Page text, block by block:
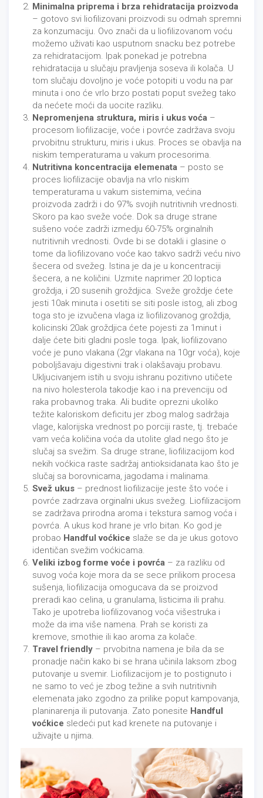
Minimalna priprema i brza rehidratacija proizvoda
– gotovo svi liofilizovani proizvodi su odmah spremni
za konzumaciju. Ovo znači da u liofilizovanom voću
možemo uživati kao usputnom snacku bez potrebe
za rehidratacijom. Ipak ponekad je potrebna
rehidratacija u slučaju pravljenja soseva ili kolača. U
tom slučaju dovoljno je voće potopiti u vodu na par
minuta i ono će vrlo brzo postati poput svežeg tako
da nećete moći da uocite razliku.
Nepromenjena struktura, miris i ukus voća –
procesom liofilizacije, voće i povrće zadržava svoju
prvobitnu strukturu, miris i ukus. Proces se obavlja na
niskim temperaturama u vakum procesorima.
Nutritivna koncentracija elemenata – posto se
proces liofilizacije obavlja na vrlo niskim
temperaturama u vakum sistemima, većina
proizvoda zadrži i do 97% svojih nutritivnih vrednosti.
Skoro pa kao sveže voće. Dok sa druge strane
sušeno voće zadrži izmedju 60-75% orginalnih
nutritivnih vrednosti. Ovde bi se dotakli i glasine o
tome da liofilizovano voće kao takvo sadrži veću nivo
šecera od svežeg. Istina je da je u koncentraciji
šecera, a ne količini. Uzmite naprimer 20 loptica
groždja, i 20 susenih groždjica. Sveže groždje ćete
jesti 10ak minuta i osetiti se siti posle istog, ali zbog
toga sto je izvučena vlaga iz liofilizovanog groždja,
kolicinski 20ak groždjica ćete pojesti za 1minut i
dalje ćete biti gladni posle toga. Ipak, liofilizovano
voće je puno vlakana (2gr vlakana na 10gr voća), koje
poboljšavaju digestivni trak i olakšavaju probavu.
Ukljucivanjem istih u svoju ishranu pozitivno utičete
na nivo holesterola takodje kao i na prevenciju od
raka probavnog traka. Ali budite oprezni ukoliko
težite kaloriskom deficitu jer zbog malog sadržaja
vlage, kalorijska vrednost po porciji raste, tj. trebaće
vam veća količina voća da utolite glad nego što je
slučaj sa svežim. Sa druge strane, liofilizacijom kod
nekih voćkica raste sadržaj antioksidanata kao što je
slučaj sa borovnicama, jagodama i malinama.
Svež ukus – prednost liofilizacije jeste što voće i
povrće zadrzava orginalni ukus svežeg. Liofilizacijom
se zadržava prirodna aroma i tekstura samog voća i
povrća. A ukus kod hrane je vrlo bitan. Ko god je
probao Handful voćkice slaže se da je ukus gotovo
identičan svežim voćkicama.
Veliki izbog forme voće i povrća – za razliku od
suvog voća koje mora da se sece prilikom procesa
sušenja, liofilizacija omogucava da se proizvod
preradi kao celina, u granulama, listicima ili prahu.
Tako je upotreba liofilizovanog voća višestruka i
može da ima više namena. Prah se koristi za
kremove, smothie ili kao aroma za kolače.
Travel friendly – prvobitna namena je bila da se
pronadje način kako bi se hrana učinila laksom zbog
putovanje u svemir. Liofilizacijom je to postignuto i
ne samo to već je zbog težine a svih nutritivnih
elemenata jako zgodno za prilike poput kampovanja,
planinarenja ili putovanja. Zato ponesite Handful
voćkice sledeći put kad krenete na putovanje i
uživajte u njima.